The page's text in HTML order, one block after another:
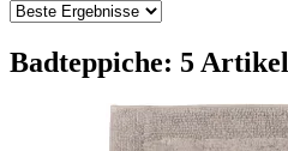
Badteppiche: 5 Artikel